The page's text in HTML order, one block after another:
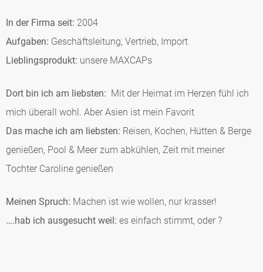
In der Firma seit: 2004
Aufgaben: Geschäftsleitung, Vertrieb, Import
Lieblingsprodukt: unsere MAXCAPs
Dort bin ich am liebsten: Mit der Heimat im Herzen fühl ich
mich überall wohl. Aber Asien ist mein Favorit
Das mache ich am liebsten: Reisen, Kochen, Hütten & Berge
genießen, Pool & Meer zum abkühlen, Zeit mit meiner
Tochter Caroline genießen
Meinen Spruch: Machen ist wie wollen, nur krasser!
….hab ich ausgesucht weil: es einfach stimmt, oder ?